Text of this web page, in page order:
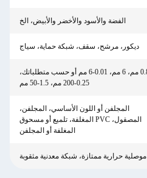
الفضة والأسود والأخضر والأبيض، الخ
ديكور، مرشح، سقف، شبكة حماية، سياج
0.8-20 مم، 6 مم، 0.01-6 مم أو حسب متطلباتك،
0.25-200 مم، 1.5-50 مم
المجلفن أو اللون الأساسي، المجلفن،
المصقول، PVC المغلفة، تلميع أو مسحوق
المغلفة أو المجلفن
موصلية حرارية ممتازة، شبكة معدنية مثقوبة